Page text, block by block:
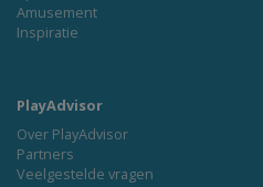
Amusement
Inspiratie
PlayAdvisor
Over PlayAdvisor
Partners
Veelgestelde vragen